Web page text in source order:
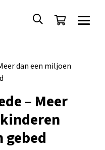
dan een miljoen
– Meer